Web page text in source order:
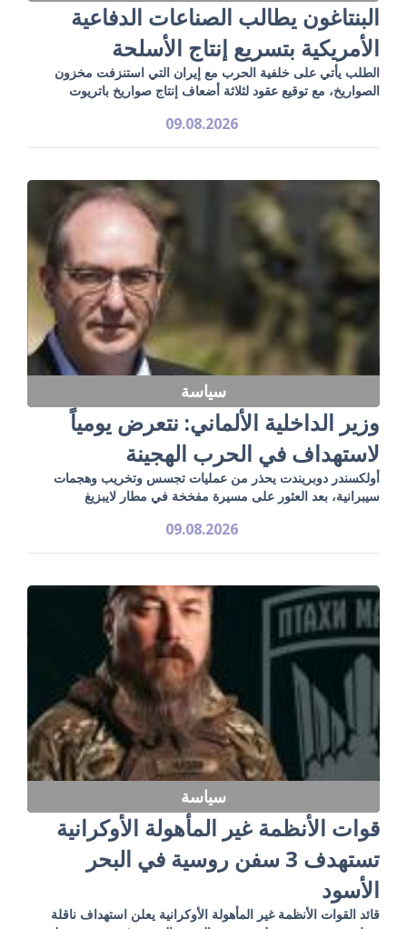
البنتاغون يطالب الصناعات الدفاعية
الأمريكية بتسريع إنتاج الأسلحة
الطلب يأتي على خلفية الحرب مع إيران التي استنزفت مخزون
الصواريخ، مع توقيع عقود لثلاثة أضعاف إنتاج صواريخ باتريوت
09.08.2026
سياسة
وزير الداخلية الألماني: نتعرض يومياً
لاستهداف في الحرب الهجينة
أولكسندر دوبريندت يحذر من عمليات تجسس وتخريب وهجمات
سيبرانية، بعد العثور على مسيرة مفخخة في مطار لايبزيغ
09.08.2026
سياسة
قوات الأنظمة غير المأهولة الأوكرانية
تستهدف 3 سفن روسية في البحر
الأسود
قائد القوات الأنظمة غير المأهولة الأوكرانية يعلن استهداف ناقلة